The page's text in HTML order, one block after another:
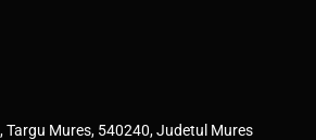
Targu Mures, 540240, Judetul Mures